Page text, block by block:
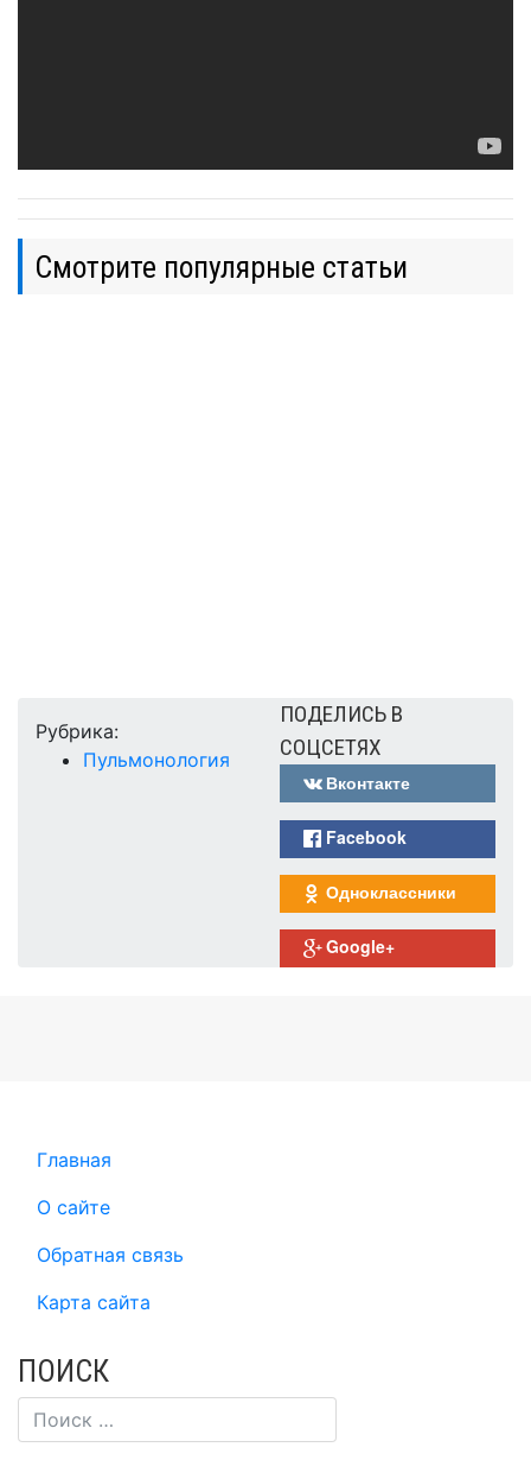
Смотрите популярные статьи
Рубрика:
Пульмонология
ПОДЕЛИСЬ В
СОЦСЕТЯХ
Вконтакте
Facebook
Одноклассники
Google+
Главная
О сайте
Обратная связь
Карта сайта
ПОИСК